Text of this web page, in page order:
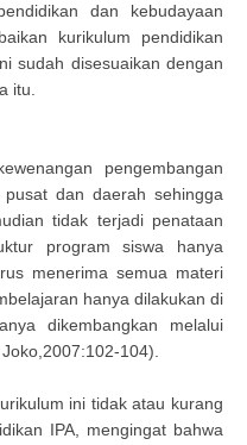
dan kebudayaan
kurikulum pendidikan
sudah disesuaikan dengan
itu.
pengembangan
dan daerah sehingga
tidak terjadi penataan
program siswa hanya
menerima semua materi
hanya dilakukan di
dikembangkan melalui
104).
ini tidak atau kurang
IPA, mengingat bahwa